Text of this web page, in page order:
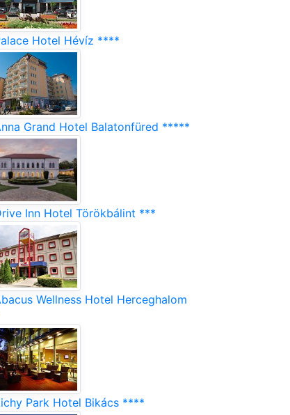
Hotel Hévíz ****
Grand Hotel Balatonfüred *****
Inn Hotel Törökbálint ***
Wellness Hotel Herceghalom
Park Hotel Bikács ****